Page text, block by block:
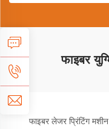
फाइबर
फाइबर लेजर प्रिंटिंग मशीन